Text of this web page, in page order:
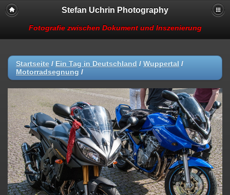
Stefan Uchrin Photography
Fotografie zwischen Dokument und Inszenierung
Startseite / Ein Tag in Deutschland / Wuppertal /
Motorradsegnung /